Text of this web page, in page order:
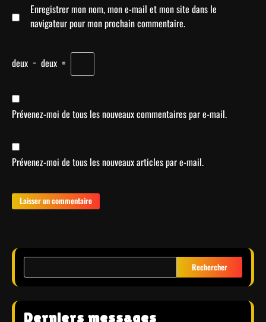
Enregistrer mon nom, mon e-mail et mon site dans le
navigateur pour mon prochain commentaire.
deux − deux =
Prévenez-moi de tous les nouveaux commentaires par e-mail.
Prévenez-moi de tous les nouveaux articles par e-mail.
Rechercher
Derniers messages